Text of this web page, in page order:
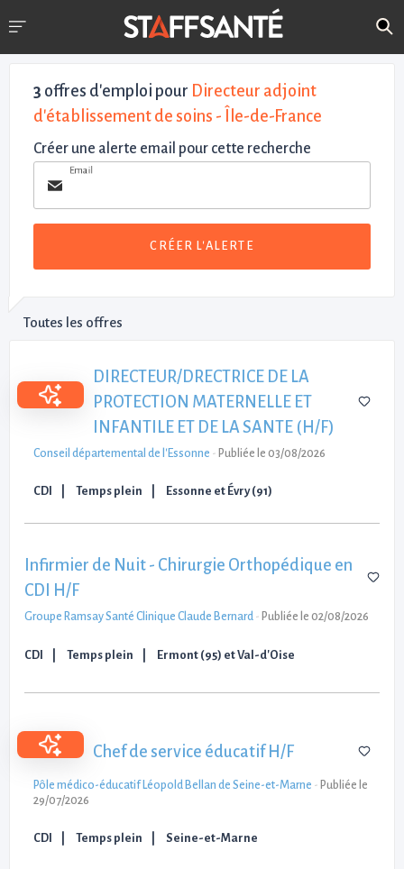
3 offres d'emploi pour Directeur adjoint
d'établissement de soins - Île-de-France
Créer une alerte email pour cette recherche
Email
CRÉER L'ALERTE
Toutes les offres
DIRECTEUR/DRECTRICE DE LA
PROTECTION MATERNELLE ET
INFANTILE ET DE LA SANTE (H/F)
Conseil départemental de l'Essonne - Publiée le 03/08/2026
CDI Temps plein Essonne et Évry (91)
Infirmier de Nuit - Chirurgie Orthopédique en
CDI H/F
Groupe Ramsay Santé Clinique Claude Bernard - Publiée le 02/08/2026
CDI Temps plein Ermont (95) et Val-d'Oise
Chef de service éducatif H/F
Pôle médico-éducatif Léopold Bellan de Seine-et-Marne - Publiée le
29/07/2026
CDI Temps plein Seine-et-Marne